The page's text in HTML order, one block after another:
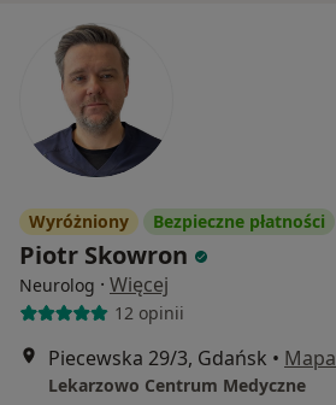
Wyróżniony Bezpieczne płatności
Piotr Skowron
Neurolog · Więcej
12 opinii
Piecewska 29/3, Gdańsk • Mapa
Lekarzowo Centrum Medyczne